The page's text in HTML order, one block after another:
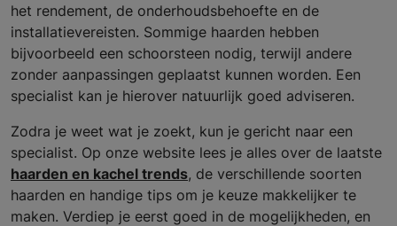
het rendement, de onderhoudsbehoefte en de
installatievereisten. Sommige haarden hebben
bijvoorbeeld een schoorsteen nodig, terwijl andere
zonder aanpassingen geplaatst kunnen worden. Een
specialist kan je hierover natuurlijk goed adviseren.
Zodra je weet wat je zoekt, kun je gericht naar een
specialist. Op onze website lees je alles over de laatste
haarden en kachel trends, de verschillende soorten
haarden en handige tips om je keuze makkelijker te
maken. Verdiep je eerst goed in de mogelijkheden, en